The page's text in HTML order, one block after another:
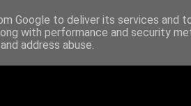
Google to deliver its services and
with performance and security
address abuse.